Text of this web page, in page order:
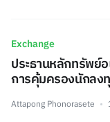
Exchange
ประธานหลักทรัพย์อ
การคุ้มครองนักลง
Attapong Phonorasete